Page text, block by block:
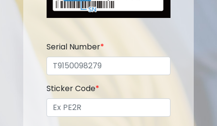
Serial Number*
Sticker Code*